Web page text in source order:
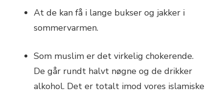
At de kan få i lange bukser og jakker i
sommervarmen.
Som muslim er det virkelig chokerende.
De går rundt halvt nøgne og de drikker
alkohol. Det er totalt imod vores islamiske